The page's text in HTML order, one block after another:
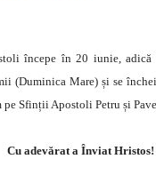
începe în 20 iunie, adică
(Duminica Mare) și se
pe Sfinții Apostoli Petru și
Cu adevărat a Înviat Hristos!